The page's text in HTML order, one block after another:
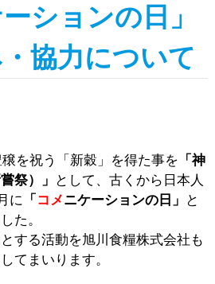
ションの日」
協力について
を祝う「新穀」を得た事を 「神
祭）」
として、古くから日本人
に 「 コメニケーションの日」
と
た。
する活動を旭川食糧株式会社も
てまいります。